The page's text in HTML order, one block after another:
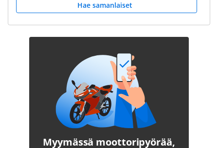
Hae samanlaiset
Myymässä moottoripyörää,